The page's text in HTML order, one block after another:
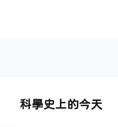
科學史上的今天